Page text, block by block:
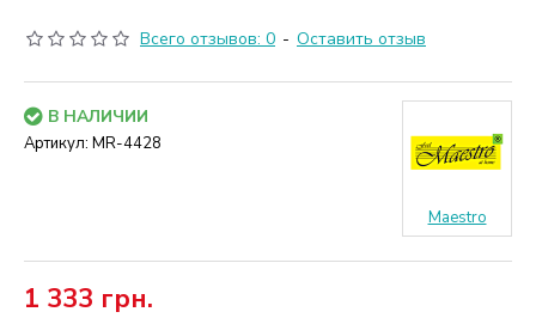
Всего отзывов: 0 - Оставить отзыв
1 333 грн.
В НАЛИЧИИ
Артикул: MR-4428
Maestro